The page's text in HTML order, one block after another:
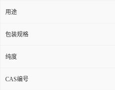
用途
包装规格
纯度
CAS编号